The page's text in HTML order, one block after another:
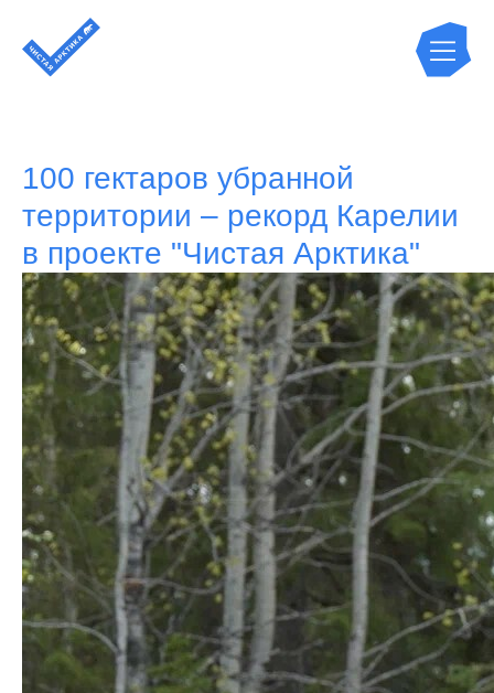
100 гектаров убранной
территории – рекорд Карелии
в проекте "Чистая Арктика"